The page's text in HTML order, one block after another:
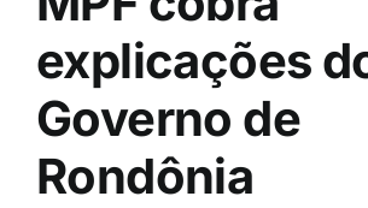
explicações
Governo de
Rondônia